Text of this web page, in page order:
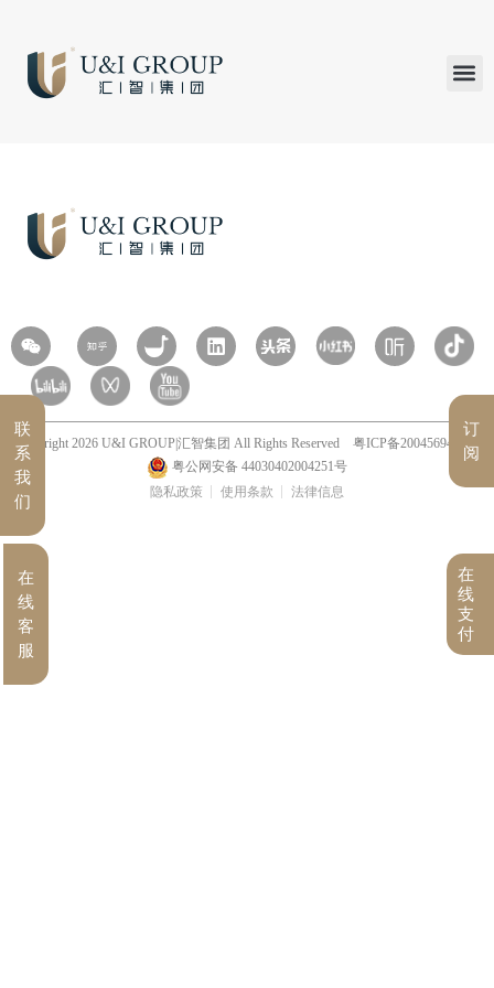
Copyright 2026 U&I GROUP|汇智集团 All Rights Reserved 粤ICP备20045694号
粤公网安备 44030402004251号
隐私政策
使用条款 法律信息
订
阅
联
系
我
们
在
线
客
服
在
线
支
付